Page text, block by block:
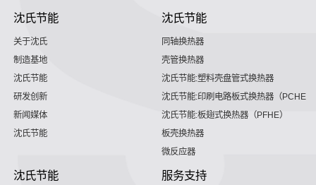
沈氏节能
关于沈氏
制造基地
沈氏节能
研发创新
新闻媒体
沈氏节能
沈氏节能
同轴换热器
壳管换热器
沈氏节能:塑料壳盘管式换热器
沈氏节能:印刷电路板式换热器（PCHE）
沈氏节能:板翅式换热器（PFHE）
板壳换热器
微反应器
沈氏节能 服务支持